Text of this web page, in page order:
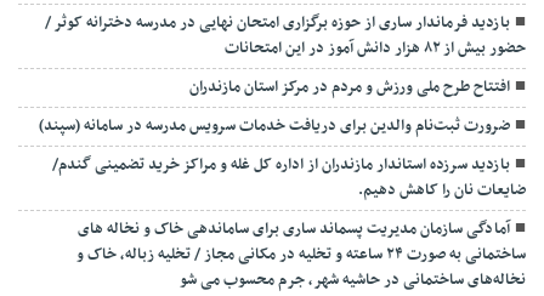
بازدید فرماندار ساری از حوزه برگزاری امتحان نهایی در مدرسه دخترانه کوثر /
حضور بیش از ۸۲ هزار دانش آموز در این امتحانات
افتتاح طرح ملی ورزش و مردم در مرکز استان مازندران
ضرورت ثبت‌نام والدین برای دریافت خدمات سرویس مدرسه در سامانه (سپند)
بازدید سرزده استاندار مازندران از اداره کل غله و مراکز خرید تضمینی گندم/
ضایعات نان را کاهش دهیم.
آمادگی سازمان مدیریت پسماند ساری برای ساماندهی خاک و نخاله های
ساختمانی به صورت ۲۴ ساعته و تخلیه در مکانی مجاز / تخلیه زباله، خاک و
نخاله‌های ساختمانی در حاشیه شهر، جرم محسوب می شو